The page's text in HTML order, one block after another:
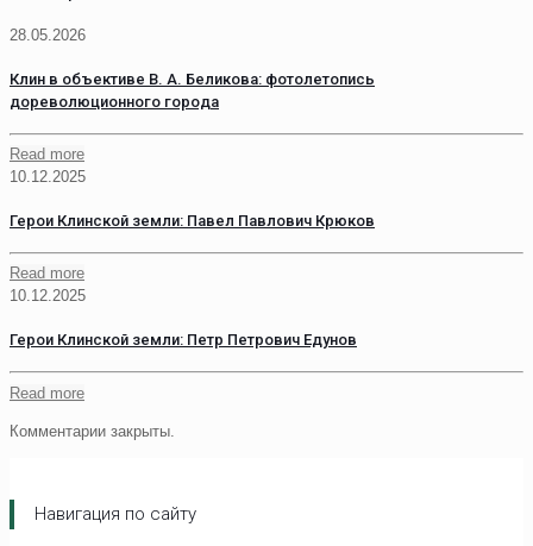
28.05.2026
Клин в объективе В. А. Беликова: фотолетопись
дореволюционного города
Read more
10.12.2025
Герои Клинской земли: Павел Павлович Крюков
Read more
10.12.2025
Герои Клинской земли: Петр Петрович Едунов
Read more
Комментарии закрыты.
Навигация по сайту